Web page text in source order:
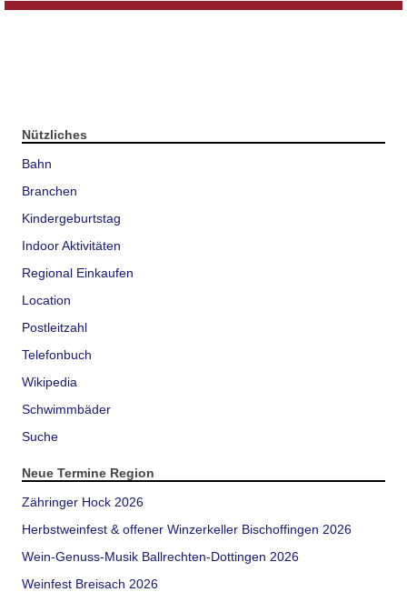
Nützliches
Bahn
Branchen
Kindergeburtstag
Indoor Aktivitäten
Regional Einkaufen
Location
Postleitzahl
Telefonbuch
Wikipedia
Schwimmbäder
Suche
Neue Termine Region
Zähringer Hock 2026
Herbstweinfest & offener Winzerkeller Bischoffingen 2026
Wein-Genuss-Musik Ballrechten-Dottingen 2026
Weinfest Breisach 2026